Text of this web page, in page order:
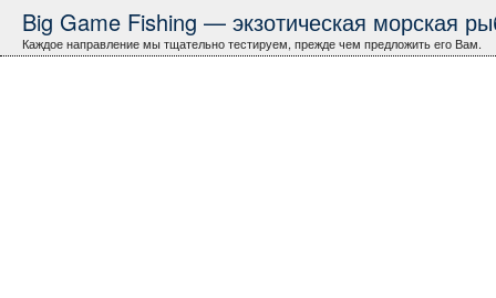
Big Game Fishing — экзотическая морская
Каждое направление мы тщательно тестируем, прежде чем предложить его Вам.